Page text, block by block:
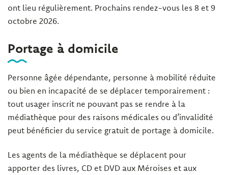
ont lieu régulièrement. Prochains rendez-vous les 8 et 9
octobre 2026.
Portage à domicile
Personne âgée dépendante, personne à mobilité réduite
ou bien en incapacité de se déplacer temporairement :
tout usager inscrit ne pouvant pas se rendre à la
médiathèque pour des raisons médicales ou d’invalidité
peut bénéficier du service gratuit de portage à domicile.
Les agents de la médiathèque se déplacent pour
apporter des livres, CD et DVD aux Méroises et aux